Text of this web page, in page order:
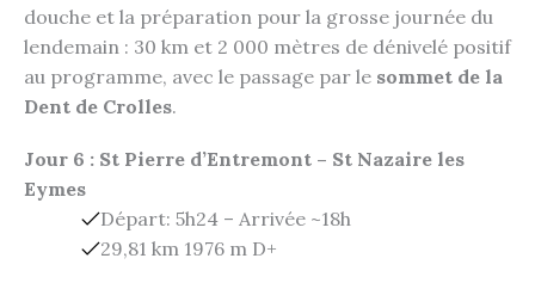
douche et la préparation pour la grosse journée du
lendemain : 30 km et 2 000 mètres de dénivelé positif
au programme, avec le passage par le sommet de la
Dent de Crolles.
Jour 6 : St Pierre d’Entremont – St Nazaire les
Eymes
Départ: 5h24 – Arrivée ~18h
29,81 km 1976 m D+